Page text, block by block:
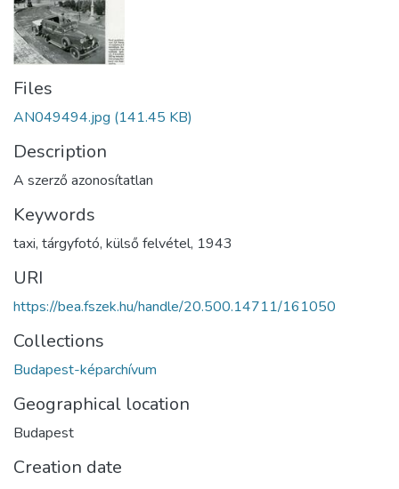
Files
AN049494.jpg (141.45 KB)
Description
A szerző azonosítatlan
Keywords
taxi, tárgyfotó, külső felvétel, 1943
URI
https://bea.fszek.hu/handle/20.500.14711/161050
Collections
Budapest-képarchívum
Geographical location
Budapest
Creation date